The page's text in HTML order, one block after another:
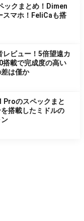
クまとめ！Dimen
スマホ！FeliCaも搭
ビュー！5倍望遠カ
載で完成度の高い
は僅か
Proのスペックまと
搭載したミドルの